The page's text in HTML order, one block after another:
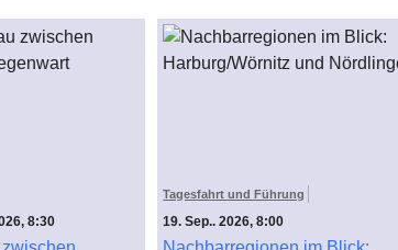
8:30
Tagesfahrt und Führung
19. Sep.. 2026, 8:00